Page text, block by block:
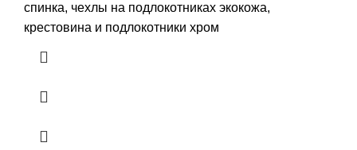
спинка, чехлы на подлокотниках экокожа,
крестовина и подлокотники хром